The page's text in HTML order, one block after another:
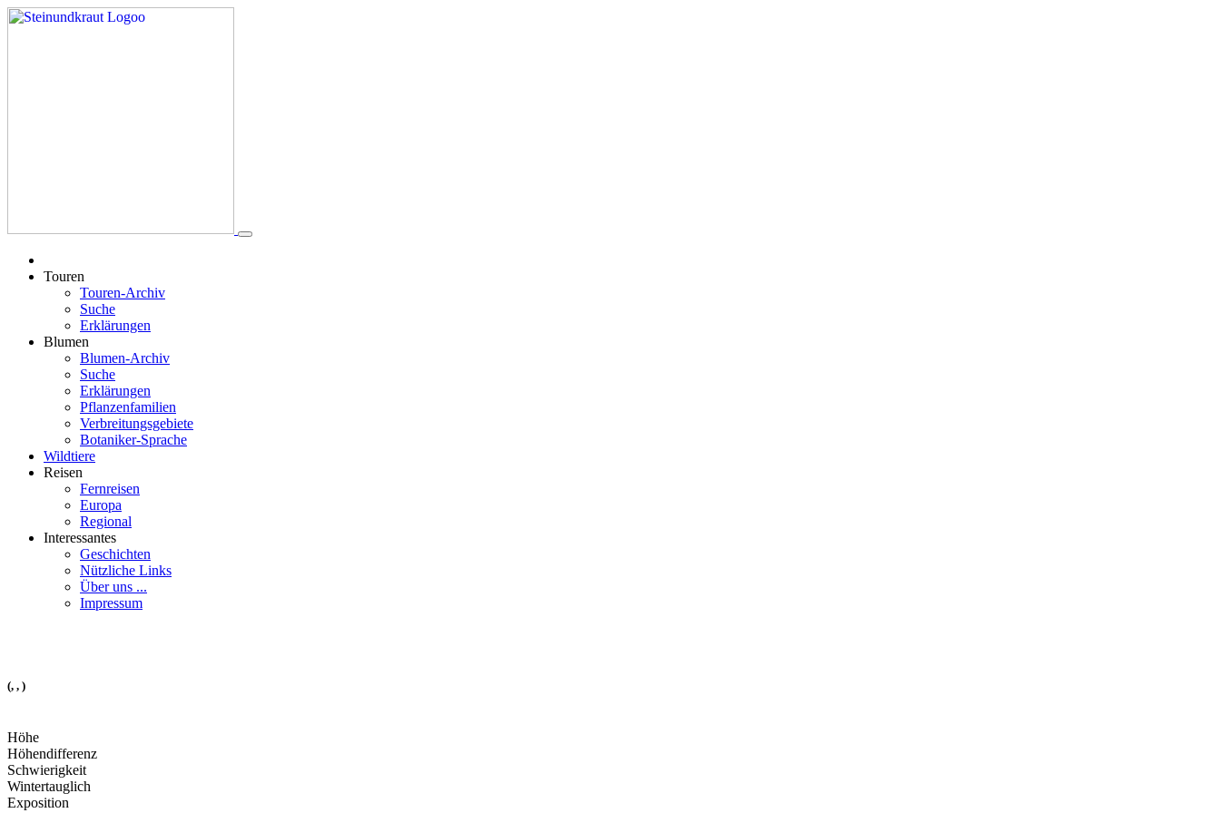
Touren
Touren-Archiv
Suche
Erklärungen
Blumen
Blumen-Archiv
Suche
Erklärungen
Pflanzenfamilien
Verbreitungsgebiete
Botaniker-Sprache
Wildtiere
Reisen
Fernreisen
Europa
Regional
Interessantes
Geschichten
Nützliche Links
Über uns ...
Impressum
(, , )
Höhe
Höhendifferenz
Schwierigkeit
Wintertauglich
Exposition